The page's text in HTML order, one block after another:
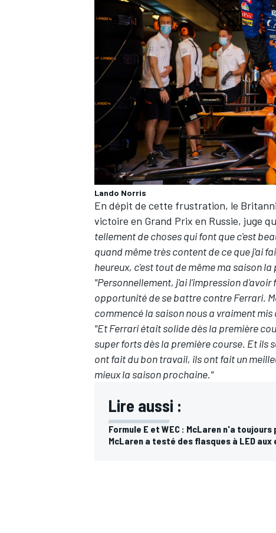
AUTRES CHAMPIONNATS
Lando Norris
En dépit de cette frustration, le
victoire en Grand Prix en Russie, juge
tellement de choses qui font que c'est
quand même très content de ce que j'ai
heureux, c'est tout de même ma saison la
"Personnellement, j'ai l'impression
opportunité de se battre contreFerrari.
commencé la saison nous a vraiment
"Et Ferrari était solide dès la première
super forts dès la première course. Et ils
ont fait du bon travail, ils ont fait un
mieux la saison prochaine."
Lire aussi :
Formule E et WEC : McLaren n'a toujours
McLaren a testé des flasques à LED aux